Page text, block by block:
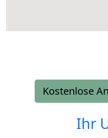
Kostenlose
Ihr